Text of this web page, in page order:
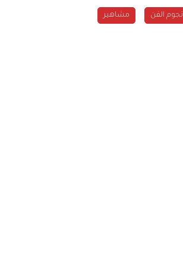
نجوم الفن مشاهير